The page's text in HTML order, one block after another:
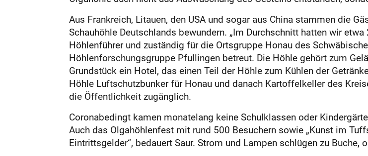
Aus Frankreich, Litauen, den USA und sogar aus China stammen die
Schauhöhle Deutschlands bewundern. „Im Durchschnitt hatten wir
Höhlenführer und zuständig für die Ortsgruppe Honau des
Höhlenforschungsgruppe Pfullingen betreut. Die Höhle gehört zum
Grundstück ein Hotel, das einen Teil der Höhle zum Kühlen der
Höhle Luftschutzbunker für Honau und danach Kartoffelkeller des
die Öffentlichkeit zugänglich.
Coronabedingt kamen monatelang keine Schulklassen oder
Auch das Olgahöhlenfest mit rund 500 Besuchern sowie „Kunst im
Eintrittsgelder“, bedauert Saur. Strom und Lampen schlügen zu